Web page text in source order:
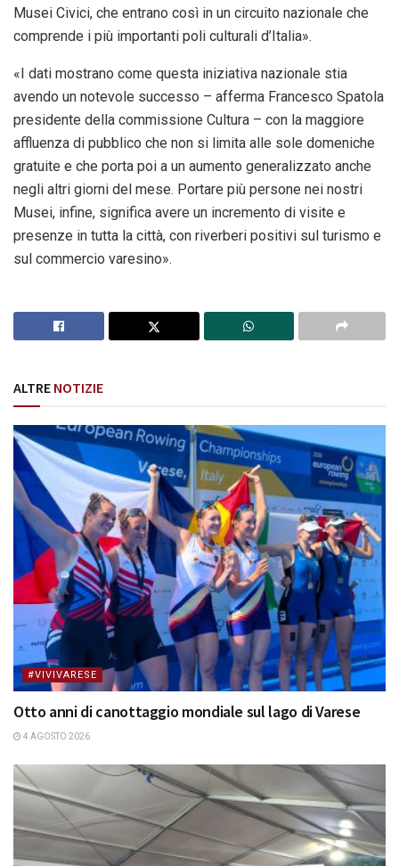
Musei Civici, che entrano così in un circuito nazionale che
comprende i più importanti poli culturali d’Italia».
«I dati mostrano come questa iniziativa nazionale stia
avendo un notevole successo – afferma Francesco Spatola
presidente della commissione Cultura – con la maggiore
affluenza di pubblico che non si limita alle sole domeniche
gratuite e che porta poi a un aumento generalizzato anche
negli altri giorni del mese. Portare più persone nei nostri
Musei, infine, significa avere un incremento di visite e
presenze in tutta la città, con riverberi positivi sul turismo e
sul commercio varesino».
ALTRE NOTIZIE
#VIVIVARESE
Otto anni di canottaggio mondiale sul lago di Varese
4 AGOSTO 2026